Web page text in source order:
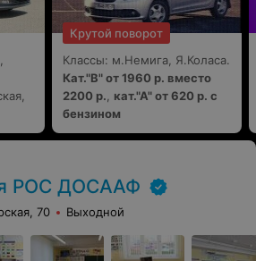
Крутой поворот
Классы: м.Немига, Я.Коласа.
Кат."В" от 1960 р. вместо
2200 р.
кат."А" от 620 р. с
бензином
РОС ДОСААФ
70 Выходной